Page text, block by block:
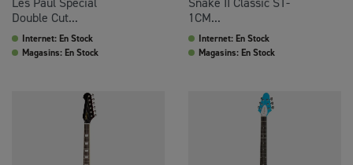
Double Cut...
Internet: En Stock
Magasins: En Stock
1CM...
Internet: En Stock
Magasins: En Stock